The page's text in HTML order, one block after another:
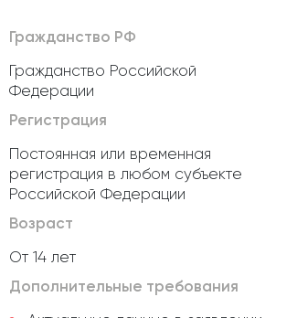
Гражданство РФ
Гражданство Российской
Федерации
Регистрация
Постоянная или временная
регистрация в любом субъекте
Российской Федерации
Возраст
От 14 лет
Дополнительные требования